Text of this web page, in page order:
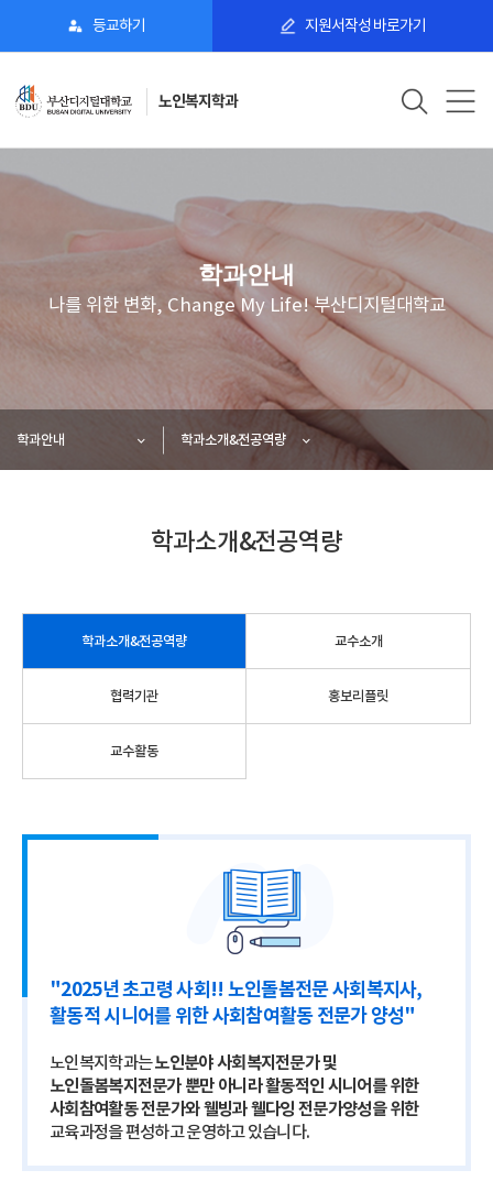
등교하기 지원서작성 바로가기
노인복지학과
학과안내
나를 위한 변화, Change My Life! 부산디지털대학교
학과안내 학과소개&전공역량
학과소개&전공역량
학과소개&전공역량 교수소개
협력기관 홍보리플릿
교수활동
"2025년 초고령 사회!! 노인돌봄전문 사회복지사,
활동적 시니어를 위한 사회참여활동 전문가 양성"
노인복지학과는노인분야 사회복지전문가 및
노인돌봄복지전문가 뿐만 아니라 활동적인 시니어를 위한
사회참여활동 전문가와 웰빙과 웰다잉 전문가양성을 위한
교육과정을 편성하고 운영하고 있습니다.